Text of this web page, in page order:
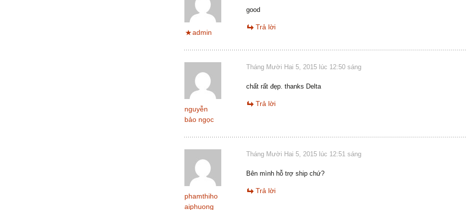
admin
good
Trả lời
nguyễn
bảo ngọc
Tháng Mười Hai 5, 2015 lúc 12:50 sáng
chất rất đẹp. thanks Delta
Trả lời
phamthiho
aiphuong
Tháng Mười Hai 5, 2015 lúc 12:51 sáng
Bên mình hỗ trợ ship chứ?
Trả lời